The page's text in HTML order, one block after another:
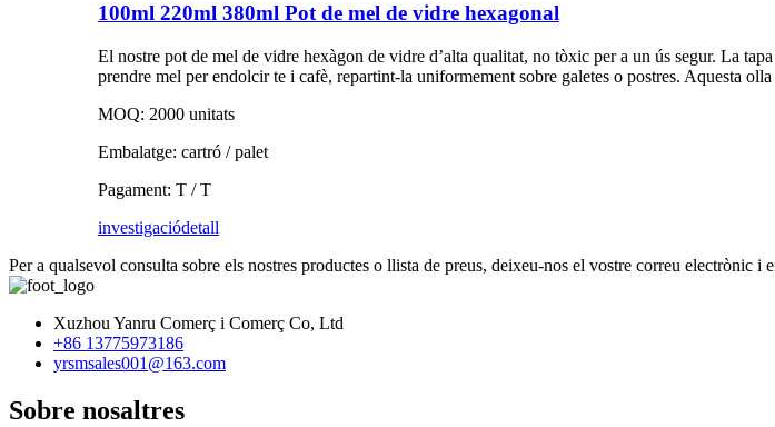
100ml 220ml 380ml Pot de mel de vidre hexagonal
El nostre pot de mel de vidre hexàgon de vidre d’alta qualitat, no tòxic per a un ús segur. La
prendre mel per endolcir te i cafè, repartint-la uniformement sobre galetes o postres. Aquesta
MOQ: 2000 unitats
Embalatge: cartró / palet
Pagament: T / T
investigaciódetall
Per a qualsevol consulta sobre els nostres productes o llista de preus, deixeu-nos el vostre correu electrònic i
Xuzhou Yanru Comerç i Comerç Co, Ltd
+86 13775973186
yrsmsales001@163.com
Sobre nosaltres